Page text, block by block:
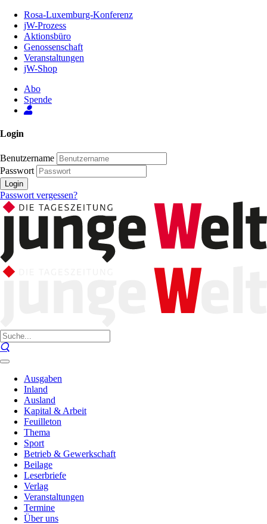
Inhalt
Seite
Rosa-Luxemburg-Konferenz
jW-Prozess
Aktionsbüro
Genossenschaft
Veranstaltungen
jW-Shop
Abo
Spende
Login
Benutzername
Passwort
Login
Passwort vergessen?
Ausgaben
Inland
Ausland
Kapital & Arbeit
Feuilleton
Thema
Sport
Betrieb & Gewerkschaft
Beilage
Leserbriefe
Verlag
Veranstaltungen
Termine
Über uns